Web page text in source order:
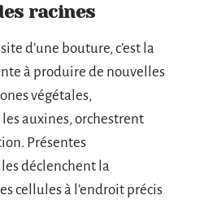
racines
d’une bouture, c’est la
à produire de nouvelles
végétales,
auxines, orchestrent
Présentes
déclenchent la
cellules à l’endroit précis